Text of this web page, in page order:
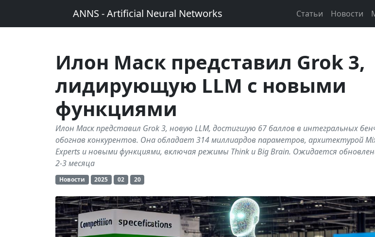
ANNS - Artificial Neural Networks Статьи Новости
Илон Маск представил Grok 3,
лидирующую LLM с новыми
функциями
Илон Маск представил Grok 3, новую LLM, достигшую 67 баллов в интегральных
обогнав конкурентов. Она обладает 314 миллиардов параметров, архитектурой
Experts и новыми функциями, включая режимы Think и Big Brain. Ожидается
2-3 месяца
Новости 2025 02 20